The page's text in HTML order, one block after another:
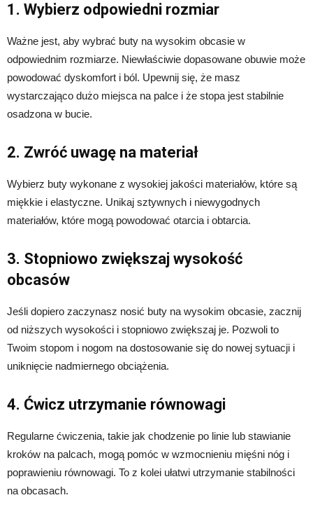
1. Wybierz odpowiedni rozmiar
Ważne jest, aby wybrać buty na wysokim obcasie w
odpowiednim rozmiarze. Niewłaściwie dopasowane obuwie może
powodować dyskomfort i ból. Upewnij się, że masz
wystarczająco dużo miejsca na palce i że stopa jest stabilnie
osadzona w bucie.
2. Zwróć uwagę na materiał
Wybierz buty wykonane z wysokiej jakości materiałów, które są
miękkie i elastyczne. Unikaj sztywnych i niewygodnych
materiałów, które mogą powodować otarcia i obtarcia.
3. Stopniowo zwiększaj wysokość
obcasów
Jeśli dopiero zaczynasz nosić buty na wysokim obcasie, zacznij
od niższych wysokości i stopniowo zwiększaj je. Pozwoli to
Twoim stopom i nogom na dostosowanie się do nowej sytuacji i
uniknięcie nadmiernego obciążenia.
4. Ćwicz utrzymanie równowagi
Regularne ćwiczenia, takie jak chodzenie po linie lub stawianie
kroków na palcach, mogą pomóc w wzmocnieniu mięśni nóg i
poprawieniu równowagi. To z kolei ułatwi utrzymanie stabilności
na obcasach.